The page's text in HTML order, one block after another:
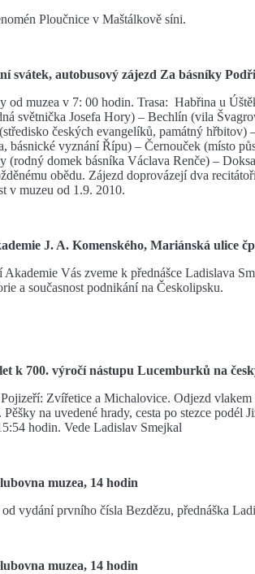
Ploučnice v Maštálkově síni.
svátek, autobusový zájezd Za básníky
od muzea v 7: 00 hodin. Trasa: Habřina u
světnička Josefa Hory) – Bechlín (vila
českých evangelíků, památný hřbitov)
básnické vyznání Řípu) – Černouček (místo
(rodný domek básníka Václava Renče) –
obědu. Zájezd doprovázejí dva
v muzeu od 1.9. 2010.
J. A. Komenského, Mariánská ulice
Akademie Vás zveme k přednášce Ladislava
a současnost podnikání na Českolipsku.
k 700. výročí nástupu Lucemburků na
Zvířetice a Michalovice. Odjezd
na uvedené hrady, cesta po stezce podél
hodin. Vede Ladislav Smejkal
muzea, 14 hodin
prvního čísla Bezdězu, přednáška
muzea, 14 hodin